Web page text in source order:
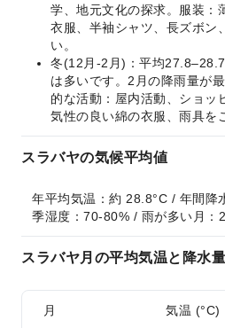
学、地元文化の探求。服装：
衣服、半袖シャツ、長ズボン
い。
冬(12月-2月)：平均
は多いです。2月の降雨量が
的な活動：屋内活動、ショッ
気性の良い綿の衣服、雨具を
スラバヤの気候平均値
年平均気温：約 28.8°C / 年間降
季湿度：70-80% / 雨が多い月：
スラバヤ月の平均気温と降水量
月 気温 (°C)